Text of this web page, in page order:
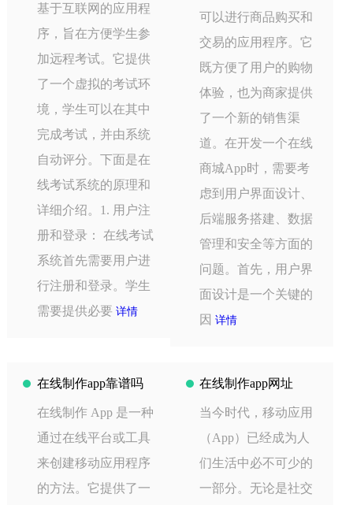
基于互联网的应用程
序，旨在方便学生参
加远程考试。它提供
了一个虚拟的考试环
境，学生可以在其中
完成考试，并由系统
自动评分。下面是在
线考试系统的原理和
详细介绍。1. 用户注
册和登录： 在线考试
系统首先需要用户进
行注册和登录。学生
需要提供必要 详情
可以进行商品购买和
交易的应用程序。它
既方便了用户的购物
体验，也为商家提供
了一个新的销售渠
道。在开发一个在线
商城App时，需要考
虑到用户界面设计、
后端服务搭建、数据
管理和安全等方面的
问题。首先，用户界
面设计是一个关键的
因详情
在线制作app靠谱吗
在线制作 App 是一种
通过在线平台或工具
来创建移动应用程序
的方法。它提供了一
在线制作app网址
当今时代，移动应用
（App）已经成为人
们生活中必不可少的
一部分。无论是社交